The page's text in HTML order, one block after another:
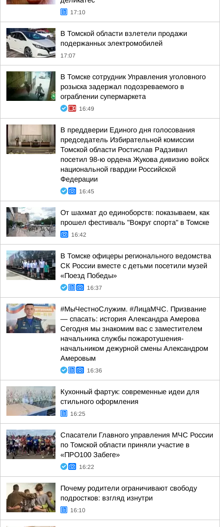
17:10
В Томской области взлетели продажи
подержанных электромобилей
17:07
В Томске сотрудник Управления уголовного
розыска задержал подозреваемого в
ограблении супермаркета
16:49
В преддверии Единого дня голосования
председатель Избирательной комиссии
Томской области Ростислав Радзивил
посетил 98-ю ордена Жукова дивизию войск
национальной гвардии Российской
Федерации
16:45
От шахмат до единоборств: показываем, как
прошел фестиваль "Вокруг спорта" в Томске
16:42
В Томске офицеры регионального ведомства
СК России вместе с детьми посетили музей
«Поезд Победы»
16:37
#МыЧестноСлужим. #ЛицаМЧС. Призвание
— спасать: история Александра Амерова
Сегодня мы знакомим вас с заместителем
начальника службы пожаротушения-
начальником дежурной смены Александром
Амеровым
16:36
Кухонный фартук: современные идеи для
стильного оформления
16:25
Спасатели Главного управления МЧС России
по Томской области приняли участие в
«ПРО100 Забеге»
16:22
Почему родители ограничивают свободу
подростков: взгляд изнутри
16:10